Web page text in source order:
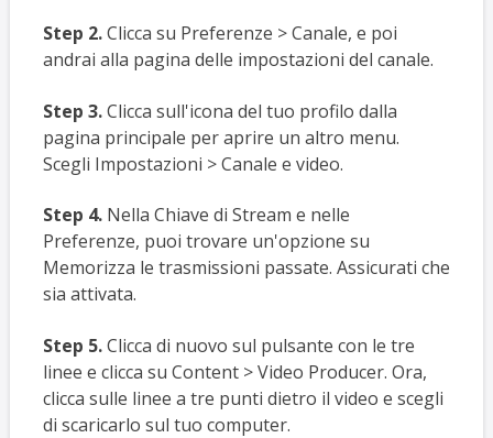
Step 2.Clicca su Preferenze > Canale, e poi
andrai alla pagina delle impostazioni del canale.
Step 3.Clicca sull'icona del tuo profilo dalla
pagina principale per aprire un altro menu.
Scegli Impostazioni > Canale e video.
Step 4.Nella Chiave di Stream e nelle
Preferenze, puoi trovare un'opzione su
Memorizza le trasmissioni passate. Assicurati che
sia attivata.
Step 5.Clicca di nuovo sul pulsante con le tre
linee e clicca su Content > Video Producer. Ora,
clicca sulle linee a tre punti dietro il video e scegli
di scaricarlo sul tuo computer.